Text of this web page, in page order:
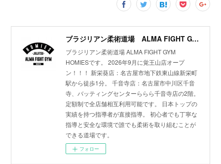
ブラジリアン柔術道場 ALMA FIGHT GYM HOMIES(ホーミーズ)
ブラジリアン柔術道場 ALMA FIGHT GYM
HOMIESです。 2026年9月に覚王山店オープ
ン！！！ 新栄葵店：名古屋市地下鉄東山線新栄町
駅から徒歩1分。 千音寺店：名古屋市中川区千音
寺、バッティングセンターららら千音寺店の2階。
定額制で全店舗相互利用可能です。 日本トップの
実績を持つ指導者が直接指導。 初心者でも丁寧な
指導と安全な環境で誰でも柔術を取り組むことが
できる道場です。
フォロー